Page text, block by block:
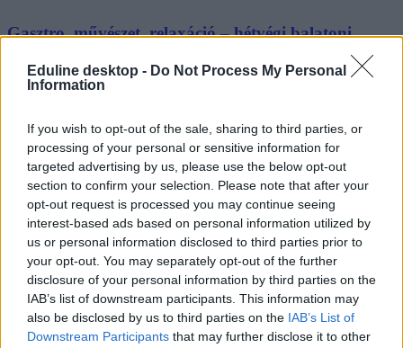
Eduline desktop - Do Not Process My Personal
Information
If you wish to opt-out of the sale, sharing to third parties, or
processing of your personal or sensitive information for
targeted advertising by us, please use the below opt-out
section to confirm your selection. Please note that after your
opt-out request is processed you may continue seeing
interest-based ads based on personal information utilized by
us or personal information disclosed to third parties prior to
your opt-out. You may separately opt-out of the further
disclosure of your personal information by third parties on the
IAB’s list of downstream participants. This information may
also be disclosed by us to third parties on the IAB’s List of
Downstream Participants that may further disclose it to other
Gasztro, művészet, relaxáció – hétvégi balatoni
A július nem csak a meleget hozta el, hanem elindította a balatoni
Campus life
Székács Linda
3+1 klassz budapesti program a hétvégére
Bingó, lengyel kocsmatúra, táskakészítő workshop- összegyűjtöttük
a legjobb budapesti hétvégi programokat.
Campus life